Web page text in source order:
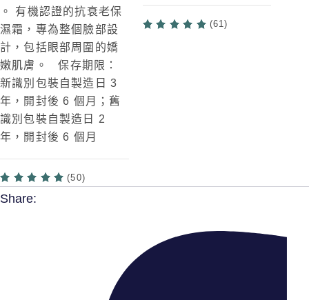
。 有機認證的抗衰老保
濕霜，專為整個臉部設
計，包括眼部周圍的嬌
嫩肌膚。 保存期限：
新識別包裝自製造日 3
年，開封後 6 個月；舊
識別包裝自製造日 2
年，開封後 6 個月
(50)
(61)
Share: